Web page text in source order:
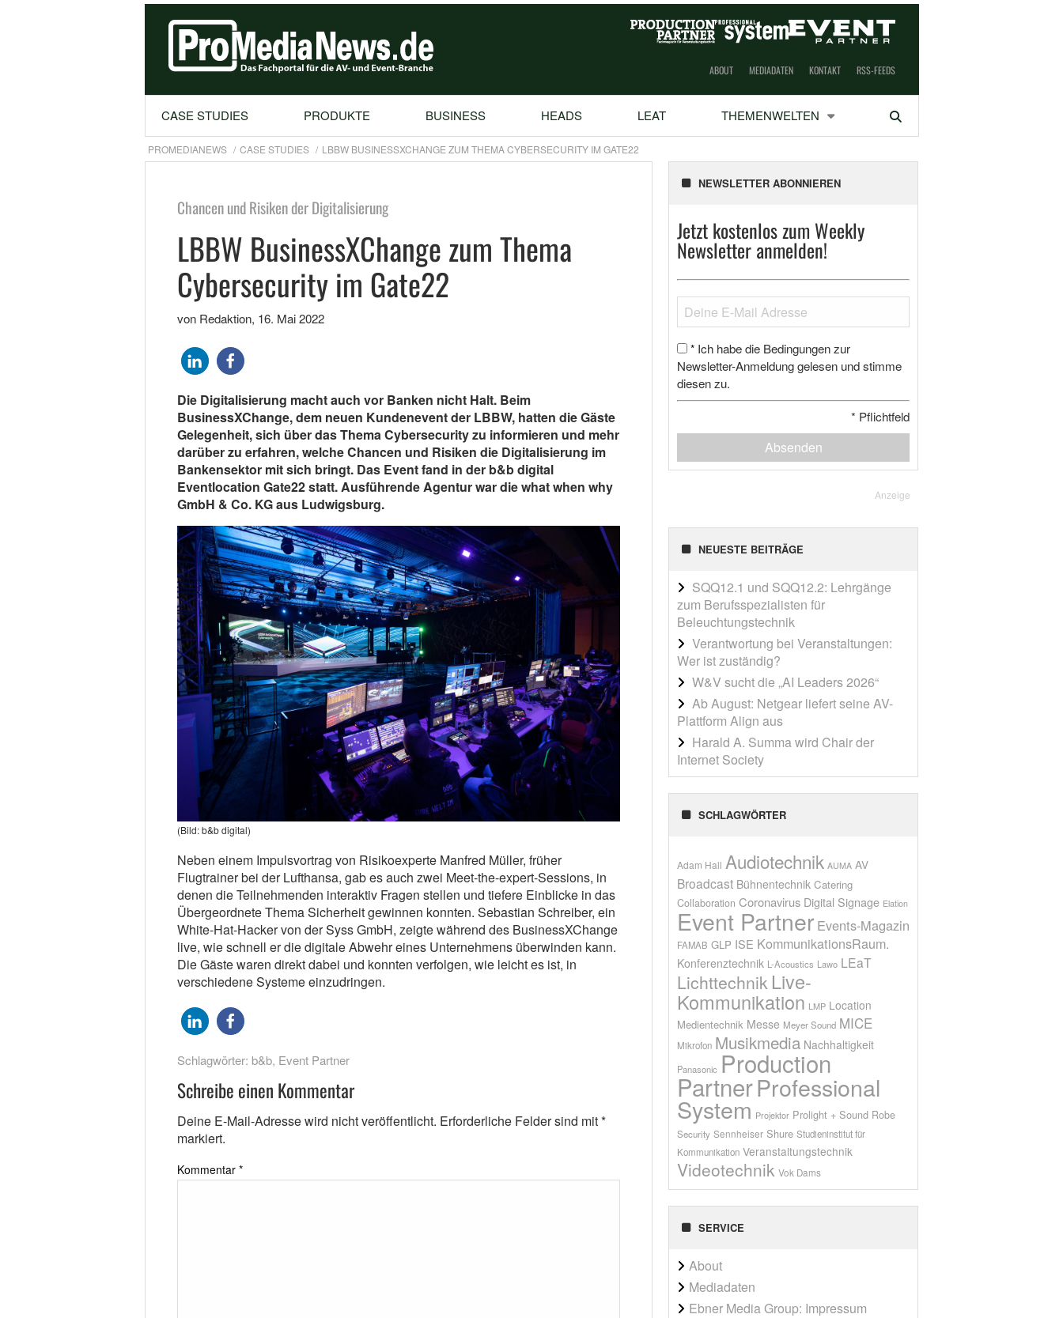
ABOUT MEDIADATEN KONTAKT RSS-FEEDS
CASE STUDIES PRODUKTE BUSINESS HEADS LEAT THEMENWELTEN Suchen
PROMEDIANEWS CASE STUDIES LBBW BUSINESSXCHANGE ZUM THEMA CYBERSECURITY IM GATE22
Chancen und Risiken der Digitalisierung
LBBW BusinessXChange zum Thema
Cybersecurity im Gate22
von Redaktion, 16. Mai 2022
Die Digitalisierung macht auch vor Banken nicht Halt. Beim
BusinessXChange, dem neuen Kundenevent der LBBW, hatten die Gäste
Gelegenheit, sich über das Thema Cybersecurity zu informieren und mehr
darüber zu erfahren, welche Chancen und Risiken die Digitalisierung im
Bankensektor mit sich bringt. Das Event fand in der b&b digital
Eventlocation Gate22 statt. Ausführende Agentur war die what when why
GmbH & Co. KG aus Ludwigsburg.
(Bild: b&b digital)
Neben einem Impulsvortrag von Risikoexperte Manfred Müller, früher
Flugtrainer bei der Lufthansa, gab es auch zwei Meet-the-expert-Sessions, in
denen die Teilnehmenden interaktiv Fragen stellen und tiefere Einblicke in das
Übergeordnete Thema Sicherheit gewinnen konnten. Sebastian Schreiber, ein
White-Hat-Hacker von der Syss GmbH, zeigte während des BusinessXChange
live, wie schnell er die digitale Abwehr eines Unternehmens überwinden kann.
Die Gäste waren direkt dabei und konnten verfolgen, wie leicht es ist, in
verschiedene Systeme einzudringen.
Schlagwörter: b&b, Event Partner
Schreibe einen Kommentar
Deine E-Mail-Adresse wird nicht veröffentlicht. Erforderliche Felder sind mit*
markiert.
Kommentar *
NEWSLETTER ABONNIEREN
Jetzt kostenlos zum Weekly
Newsletter anmelden!
* Ich habe die Bedingungen zur
Newsletter-Anmeldung gelesen und stimme
diesen zu.
* Pflichtfeld
Absenden
Anzeige
NEUESTE BEITRÄGE
SQQ12.1 und SQQ12.2: Lehrgänge
zum Berufsspezialisten für
Beleuchtungstechnik
Verantwortung bei Veranstaltungen:
Wer ist zuständig?
W&V sucht die „AI Leaders 2026“
Ab August: Netgear liefert seine AV-
Plattform Align aus
Harald A. Summa wird Chair der
Internet Society
SCHLAGWÖRTER
Adam Hall Audiotechnik AUMA AV
Broadcast Bühnentechnik Catering
Collaboration Coronavirus Digital Signage Elation
Event Partner Events-Magazin
FAMAB GLP ISE KommunikationsRaum.
Konferenztechnik L-Acoustics Lawo LEaT
Lichttechnik Live-
Kommunikation LMP Location
Medientechnik Messe Meyer Sound MICE
Mikrofon Musikmedia Nachhaltigkeit
Panasonic Production
PartnerProfessional
System Projektor Prolight + Sound Robe
Security Sennheiser Shure Studieninstitut für
Kommunikation Veranstaltungstechnik
Videotechnik Vok Dams
SERVICE
About
Mediadaten
Ebner Media Group: Impressum